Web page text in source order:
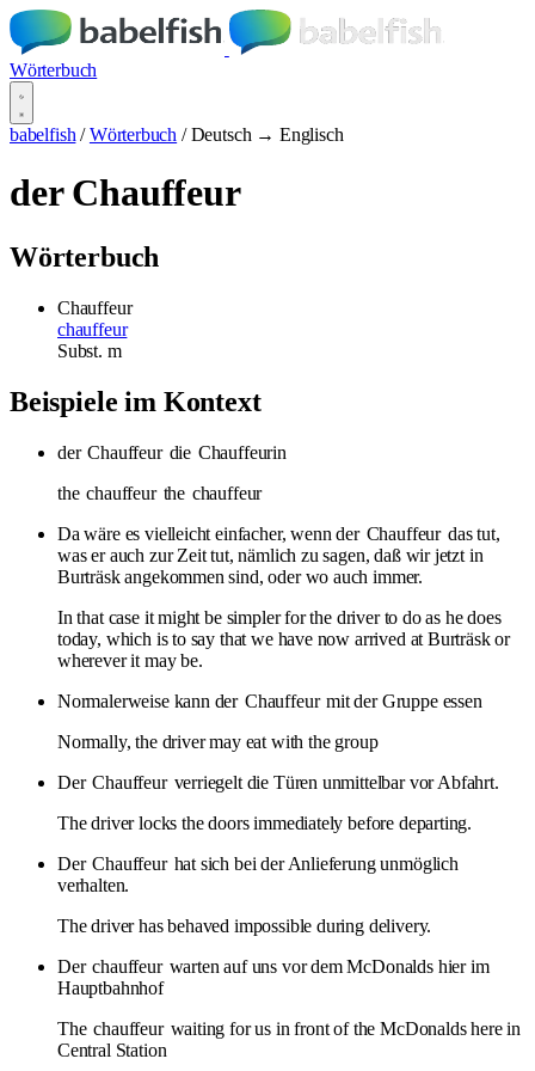
Wörterbuch
babelfish / Wörterbuch / Deutsch → Englisch
der Chauffeur
Wörterbuch
Chauffeur
chauffeur
Subst. m
Beispiele im Kontext
der Chauffeur die Chauffeurin
the chauffeur the chauffeur
Da wäre es vielleicht einfacher, wenn der Chauffeur das tut,
was er auch zur Zeit tut, nämlich zu sagen, daß wir jetzt in
Burträsk angekommen sind, oder wo auch immer.
In that case it might be simpler for the driver to do as he does
today, which is to say that we have now arrived at Burträsk or
wherever it may be.
Normalerweise kann der Chauffeur mit der Gruppe essen
Normally, the driver may eat with the group
Der Chauffeur verriegelt die Türen unmittelbar vor Abfahrt.
The driver locks the doors immediately before departing.
Der Chauffeur hat sich bei der Anlieferung unmöglich
verhalten.
The driver has behaved impossible during delivery.
Der chauffeur warten auf uns vor dem McDonalds hier im
Hauptbahnhof
The chauffeur waiting for us in front of the McDonalds here in
Central Station